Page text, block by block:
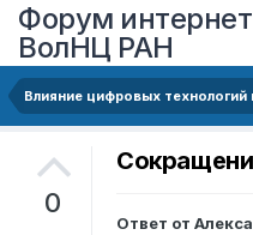
Форум
ВолНЦ РАН
0
Ответ от